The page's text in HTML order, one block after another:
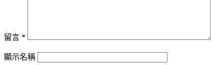
留言 *
顯示名稱